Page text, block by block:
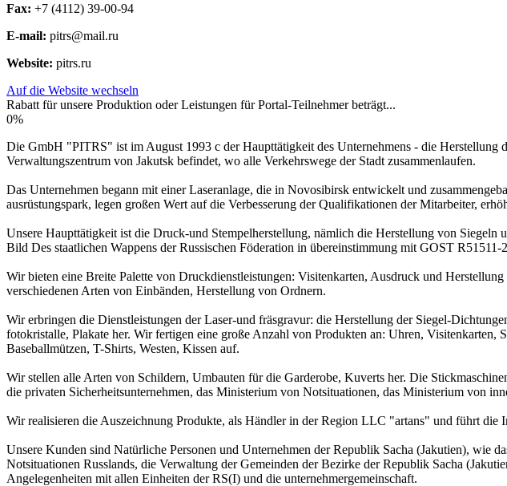
Fax: +7 (4112) 39-00-94
E-mail: pitrs@mail.ru
Website: pitrs.ru
Auf die Website wechseln
Rabatt für unsere Produktion oder Leistungen für Portal-Teilnehmer beträgt...
0%
Die GmbH "PITRS" ist im August 1993 c der Haupttätigkeit des Unternehmens - die Herstellung
Verwaltungszentrum von Jakutsk befindet, wo alle Verkehrswege der Stadt zusammenlaufen.
Das Unternehmen begann mit einer Laseranlage, die in Novosibirsk entwickelt und
ausrüstungspark, legen großen Wert auf die Verbesserung der Qualifikationen der Mitarbeiter,
Unsere Haupttätigkeit ist die Druck-und Stempelherstellung, nämlich die Herstellung von
Bild Des staatlichen Wappens der Russischen Föderation in übereinstimmung mit GOST
Wir bieten eine Breite Palette von Druckdienstleistungen: Visitenkarten, Ausdruck und
verschiedenen Arten von Einbänden, Herstellung von Ordnern.
Wir erbringen die Dienstleistungen der Laser-und fräsgravur: die Herstellung der Siegel-
fotokristalle, Plakate her. Wir fertigen eine große Anzahl von Produkten an: Uhren, Visitenkarten,
Baseballmützen, T-Shirts, Westen, Kissen auf.
Wir stellen alle Arten von Schildern, Umbauten für die Garderobe, Kuverts her. Die
die privaten Sicherheitsunternehmen, das Ministerium von Notsituationen, das Ministerium von
Wir realisieren die Auszeichnung Produkte, als Händler in der Region LLC "artans" und führt die
Unsere Kunden sind Natürliche Personen und Unternehmen der Republik Sacha (Jakutien),
Notsituationen Russlands, die Verwaltung der Gemeinden der Bezirke der Republik Sacha
Angelegenheiten mit allen Einheiten der RS(I) und die unternehmergemeinschaft.